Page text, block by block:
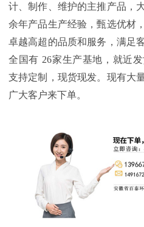
计、制作、维护的主推产品，
余年产品生产经验，甄选优材
卓越高超的品质和服务，满足
全国有 26家生产基地，就近
支持定制，现货现发。现有大
广大客户来下单。